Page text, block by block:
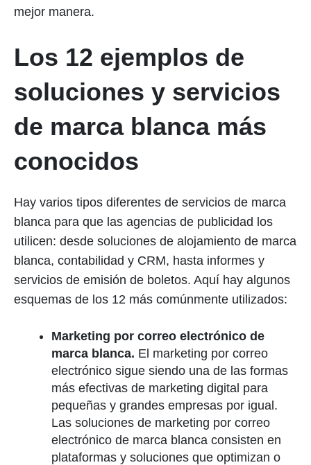
mejor manera.
Los 12 ejemplos de
soluciones y servicios
de marca blanca más
conocidos
Hay varios tipos diferentes de servicios de marca
blanca para que las agencias de publicidad los
utilicen: desde soluciones de alojamiento de marca
blanca, contabilidad y CRM, hasta informes y
servicios de emisión de boletos. Aquí hay algunos
esquemas de los 12 más comúnmente utilizados:
Marketing por correo electrónico de
marca blanca. El marketing por correo
electrónico sigue siendo una de las formas
más efectivas de marketing digital para
pequeñas y grandes empresas por igual.
Las soluciones de marketing por correo
electrónico de marca blanca consisten en
plataformas y soluciones que optimizan o